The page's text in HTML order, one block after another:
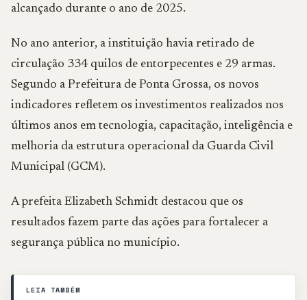
alcançado durante o ano de 2025.
No ano anterior, a instituição havia retirado de
circulação 334 quilos de entorpecentes e 29 armas.
Segundo a Prefeitura de Ponta Grossa, os novos
indicadores refletem os investimentos realizados nos
últimos anos em tecnologia, capacitação, inteligência e
melhoria da estrutura operacional da Guarda Civil
Municipal (GCM).
A prefeita Elizabeth Schmidt destacou que os
resultados fazem parte das ações para fortalecer a
segurança pública no município.
LEIA TAMBÉM